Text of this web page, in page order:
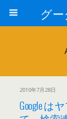
グ
2010年7月28日
Google は